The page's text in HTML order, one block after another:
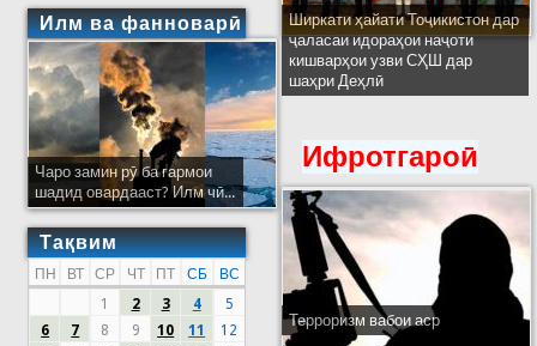
Илм ва фанноварӣ
Чаро замин рӯ ба гармои
шадид овардааст? Илм чӣ...
Тақвим
ПН ВТ СР ЧТ ПТ СБ
ВС
1
2 3 4
5
6
7 8 9 10 11
12
Ширкати ҳайати Тоҷикистон дар
ҷаласаи идораҳои наҷоти
кишварҳои узви СҲШ дар
шаҳри Деҳлӣ
Ифротгароӣ
Терроризм вабои аср